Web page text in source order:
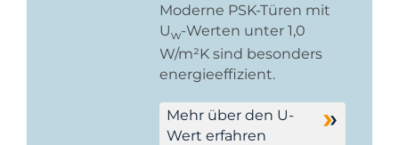
Moderne PSK-Türen mit
Uw-Werten unter 1,0
W/m²K sind besonders
energieeffizient.
Mehr über den U-
Wert erfahren